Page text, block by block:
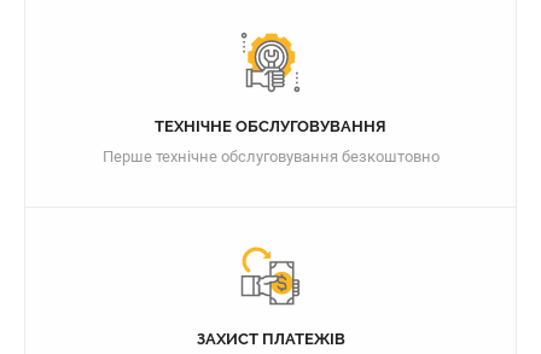
ТЕХНІЧНЕ ОБСЛУГОВУВАННЯ
Перше технічне обслуговування безкоштовно
ЗАХИСТ ПЛАТЕЖІВ